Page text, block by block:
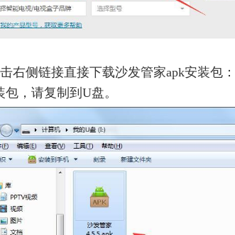
右侧链接直接下载沙发管家apk安装包：
包，请复制到U盘。